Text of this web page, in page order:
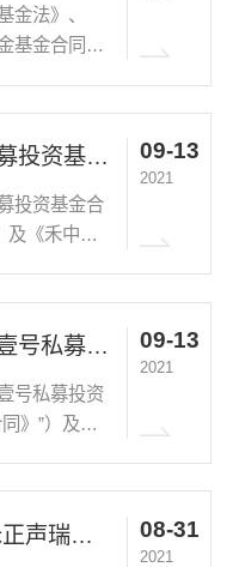
金法》、
基金合同》
禾中大农业产业链九号私募投资基金基金份额持有人大会（第二次）决议生效的公告
投资基金合
及《禾中大
09-13
2021
怀安生态农业旅游产业园壹号私募投资基金 基金份额持有人大会（第二次）决议生效的公告
号私募投资
》”）及
09-13
2021
关于以现场方式召开“佳禾正声瑞业二号私募投资基金” 基金份额持有人大会的公告 08-31
2021